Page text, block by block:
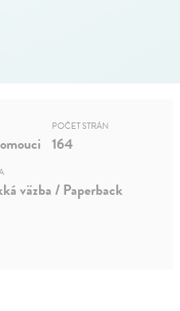
POČET STRÁN
164
väzba / Paperback